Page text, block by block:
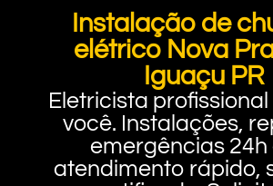
Instalação de
elétrico Nova
Iguaçu PR
Eletricista
você. Instalações,
emergências 24h
atendimento rápido,